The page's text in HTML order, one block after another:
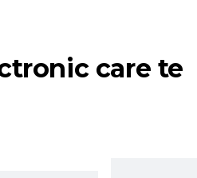
care te